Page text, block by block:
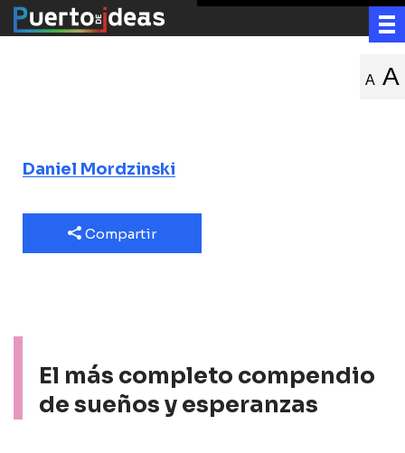
A A
Daniel Mordzinski
Compartir
El más completo compendio
de sueños y esperanzas